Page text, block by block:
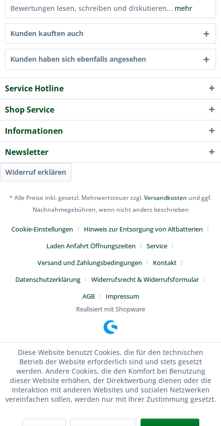
Bewertungen lesen, schreiben und diskutieren... mehr
Kunden kauften auch
Kunden haben sich ebenfalls angesehen
Service Hotline
Shop Service
Informationen
Newsletter
Widerruf erklären
* Alle Preise inkl. gesetzl. Mehrwertsteuer zzgl.Versandkosten und ggf.
Nachnahmegebühren, wenn nicht anders beschrieben
Cookie-Einstellungen
Hinweis zur Entsorgung von Altbatterien
Laden Anfahrt Öffnungszeiten
Service
Versand und Zahlungsbedingungen
Kontakt
Datenschutzerklärung
Widerrufsrecht & Widerrufsformular
AGB
Impressum
Realisiert mit Shopware
Diese Website benutzt Cookies, die für den technischen
Betrieb der Website erforderlich sind und stets gesetzt
werden. Andere Cookies, die den Komfort bei Benutzung
dieser Website erhöhen, der Direktwerbung dienen oder die
Interaktion mit anderen Websites und sozialen Netzwerken
vereinfachen sollen, werden nur mit Ihrer Zustimmung gesetzt.